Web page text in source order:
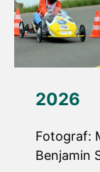
2026
Fotograf:
Benjamin